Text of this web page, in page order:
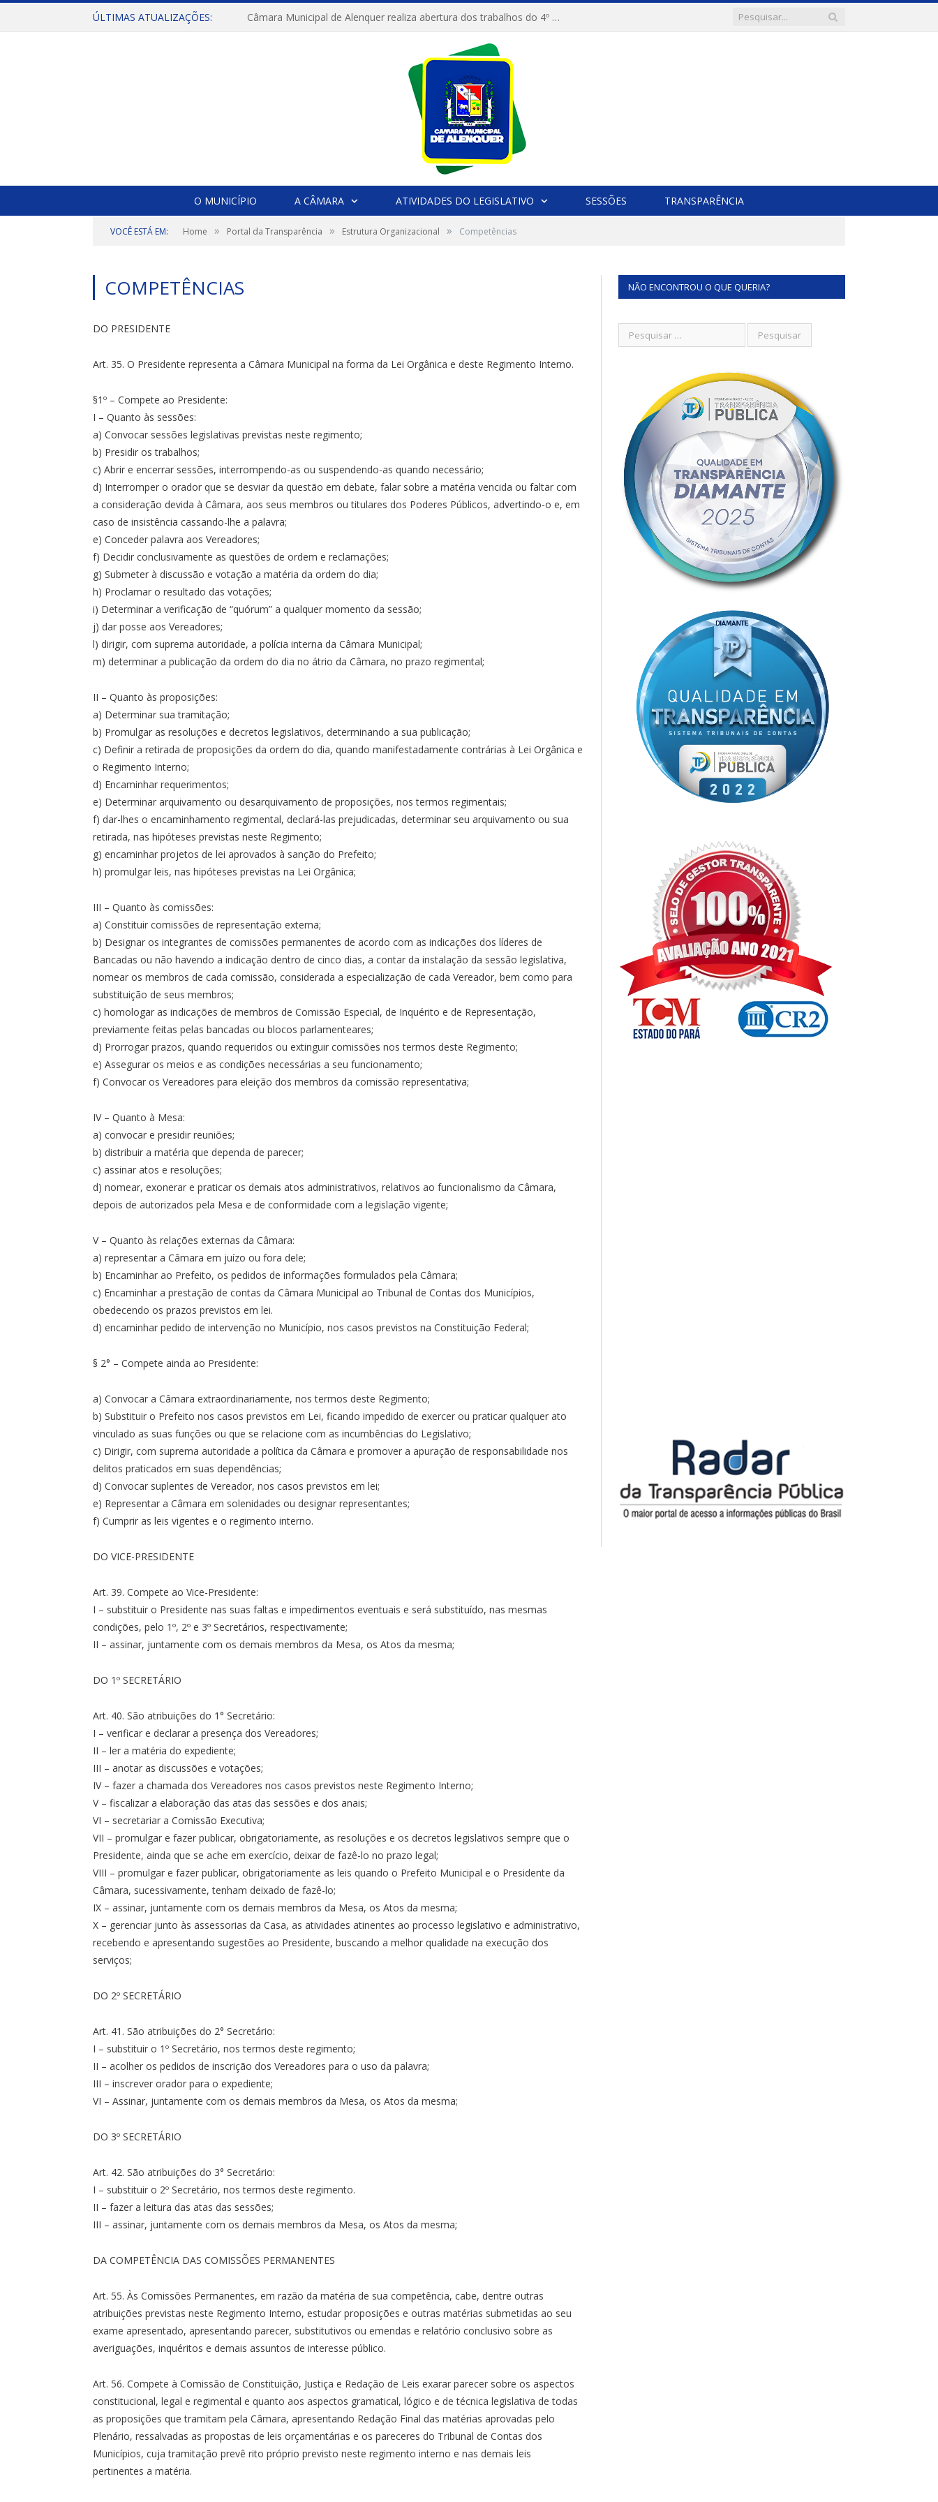
ÚLTIMAS ATUALIZAÇÕES: Câmara Municipal de Alenquer realiza abertura dos trabalhos do 4º Período Legislativo
O MUNICÍPIO A CÂMARA ATIVIDADES DO LEGISLATIVO SESSÕES TRANSPARÊNCIA
VOCÊ ESTÁ EM: Home » Portal da Transparência » Estrutura Organizacional » Competências
COMPETÊNCIAS
DO PRESIDENTE
Art. 35. O Presidente representa a Câmara Municipal na forma da Lei Orgânica e deste Regimento Interno.
§1º – Compete ao Presidente:
I – Quanto às sessões:
a) Convocar sessões legislativas previstas neste regimento;
b) Presidir os trabalhos;
c) Abrir e encerrar sessões, interrompendo-as ou suspendendo-as quando necessário;
d) Interromper o orador que se desviar da questão em debate, falar sobre a matéria vencida ou faltar com
a consideração devida à Câmara, aos seus membros ou titulares dos Poderes Públicos, advertindo-o e, em
caso de insistência cassando-lhe a palavra;
e) Conceder palavra aos Vereadores;
f) Decidir conclusivamente as questões de ordem e reclamações;
g) Submeter à discussão e votação a matéria da ordem do dia;
h) Proclamar o resultado das votações;
i) Determinar a verificação de “quórum” a qualquer momento da sessão;
j) dar posse aos Vereadores;
l) dirigir, com suprema autoridade, a polícia interna da Câmara Municipal;
m) determinar a publicação da ordem do dia no átrio da Câmara, no prazo regimental;
II – Quanto às proposições:
a) Determinar sua tramitação;
b) Promulgar as resoluções e decretos legislativos, determinando a sua publicação;
c) Definir a retirada de proposições da ordem do dia, quando manifestadamente contrárias à Lei Orgânica e
o Regimento Interno;
d) Encaminhar requerimentos;
e) Determinar arquivamento ou desarquivamento de proposições, nos termos regimentais;
f) dar-lhes o encaminhamento regimental, declará-las prejudicadas, determinar seu arquivamento ou sua
retirada, nas hipóteses previstas neste Regimento;
g) encaminhar projetos de lei aprovados à sanção do Prefeito;
h) promulgar leis, nas hipóteses previstas na Lei Orgânica;
III – Quanto às comissões:
a) Constituir comissões de representação externa;
b) Designar os integrantes de comissões permanentes de acordo com as indicações dos líderes de
Bancadas ou não havendo a indicação dentro de cinco dias, a contar da instalação da sessão legislativa,
nomear os membros de cada comissão, considerada a especialização de cada Vereador, bem como para
substituição de seus membros;
c) homologar as indicações de membros de Comissão Especial, de Inquérito e de Representação,
previamente feitas pelas bancadas ou blocos parlamenteares;
d) Prorrogar prazos, quando requeridos ou extinguir comissões nos termos deste Regimento;
e) Assegurar os meios e as condições necessárias a seu funcionamento;
f) Convocar os Vereadores para eleição dos membros da comissão representativa;
IV – Quanto à Mesa:
a) convocar e presidir reuniões;
b) distribuir a matéria que dependa de parecer;
c) assinar atos e resoluções;
d) nomear, exonerar e praticar os demais atos administrativos, relativos ao funcionalismo da Câmara,
depois de autorizados pela Mesa e de conformidade com a legislação vigente;
V – Quanto às relações externas da Câmara:
a) representar a Câmara em juízo ou fora dele;
b) Encaminhar ao Prefeito, os pedidos de informações formulados pela Câmara;
c) Encaminhar a prestação de contas da Câmara Municipal ao Tribunal de Contas dos Municípios,
obedecendo os prazos previstos em lei.
d) encaminhar pedido de intervenção no Município, nos casos previstos na Constituição Federal;
§ 2° – Compete ainda ao Presidente:
a) Convocar a Câmara extraordinariamente, nos termos deste Regimento;
b) Substituir o Prefeito nos casos previstos em Lei, ficando impedido de exercer ou praticar qualquer ato
vinculado as suas funções ou que se relacione com as incumbências do Legislativo;
c) Dirigir, com suprema autoridade a política da Câmara e promover a apuração de responsabilidade nos
delitos praticados em suas dependências;
d) Convocar suplentes de Vereador, nos casos previstos em lei;
e) Representar a Câmara em solenidades ou designar representantes;
f) Cumprir as leis vigentes e o regimento interno.
DO VICE-PRESIDENTE
Art. 39. Compete ao Vice-Presidente:
I – substituir o Presidente nas suas faltas e impedimentos eventuais e será substituído, nas mesmas
condições, pelo 1º, 2º e 3º Secretários, respectivamente;
II – assinar, juntamente com os demais membros da Mesa, os Atos da mesma;
DO 1º SECRETÁRIO
Art. 40. São atribuições do 1° Secretário:
I – verificar e declarar a presença dos Vereadores;
II – ler a matéria do expediente;
III – anotar as discussões e votações;
IV – fazer a chamada dos Vereadores nos casos previstos neste Regimento Interno;
V – fiscalizar a elaboração das atas das sessões e dos anais;
VI – secretariar a Comissão Executiva;
VII – promulgar e fazer publicar, obrigatoriamente, as resoluções e os decretos legislativos sempre que o
Presidente, ainda que se ache em exercício, deixar de fazê-lo no prazo legal;
VIII – promulgar e fazer publicar, obrigatoriamente as leis quando o Prefeito Municipal e o Presidente da
Câmara, sucessivamente, tenham deixado de fazê-lo;
IX – assinar, juntamente com os demais membros da Mesa, os Atos da mesma;
X – gerenciar junto às assessorias da Casa, as atividades atinentes ao processo legislativo e administrativo,
recebendo e apresentando sugestões ao Presidente, buscando a melhor qualidade na execução dos
serviços;
DO 2º SECRETÁRIO
Art. 41. São atribuições do 2° Secretário:
I – substituir o 1º Secretário, nos termos deste regimento;
II – acolher os pedidos de inscrição dos Vereadores para o uso da palavra;
III – inscrever orador para o expediente;
VI – Assinar, juntamente com os demais membros da Mesa, os Atos da mesma;
DO 3º SECRETÁRIO
Art. 42. São atribuições do 3° Secretário:
I – substituir o 2º Secretário, nos termos deste regimento.
II – fazer a leitura das atas das sessões;
III – assinar, juntamente com os demais membros da Mesa, os Atos da mesma;
DA COMPETÊNCIA DAS COMISSÕES PERMANENTES
Art. 55. Às Comissões Permanentes, em razão da matéria de sua competência, cabe, dentre outras
atribuições previstas neste Regimento Interno, estudar proposições e outras matérias submetidas ao seu
exame apresentado, apresentando parecer, substitutivos ou emendas e relatório conclusivo sobre as
averiguações, inquéritos e demais assuntos de interesse público.
Art. 56. Compete à Comissão de Constituição, Justiça e Redação de Leis exarar parecer sobre os aspectos
constitucional, legal e regimental e quanto aos aspectos gramatical, lógico e de técnica legislativa de todas
as proposições que tramitam pela Câmara, apresentando Redação Final das matérias aprovadas pelo
Plenário, ressalvadas as propostas de leis orçamentárias e os pareceres do Tribunal de Contas dos
Municípios, cuja tramitação prevê rito próprio previsto neste regimento interno e nas demais leis
pertinentes a matéria.
NÃO ENCONTROU O QUE QUERIA?